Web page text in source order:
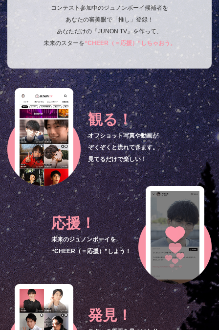
コンテスト参加中のジュノンボーイ候補者を
あなたの審美眼で「推し」登録！
あなただけの『JUNON TV』を作って、
未来のスターを“CHEER（＝応援）”しちゃおう。
観る！
オフショット写真や動画が
ぞくぞくと流れてきます。
見てるだけで楽しい！
応援！
未来のジュノンボーイを
“CHEER（＝応援）”しよう！
発見！